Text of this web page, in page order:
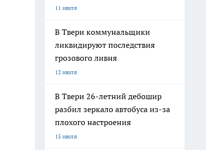
11 июля
В Твери коммунальщики
ликвидируют последствия
грозового ливня
12 июля
В Твери 26-летний дебошир
разбил зеркало автобуса из-за
плохого настроения
15 июля